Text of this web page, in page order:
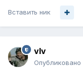
Вставить ник
vIv
Опубликовано